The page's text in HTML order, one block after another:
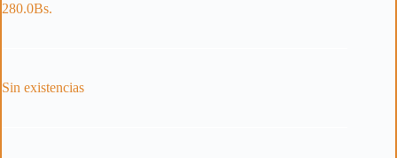
280.0Bs.
Sin existencias